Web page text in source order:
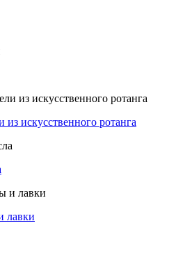
искусственного ротанга
лавки